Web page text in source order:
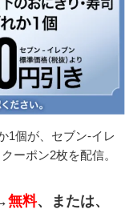
1個が、セブン-イレ
ーポン2枚を配信。
無料、または、